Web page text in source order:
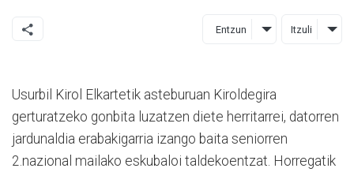
Entzun Itzuli
Usurbil Kirol Elkartetik asteburuan Kiroldegira
gerturatzeko gonbita luzatzen diete herritarrei, datorren
jardunaldia erabakigarria izango baita seniorren
2.nazional mailako eskubaloi taldekoentzat. Horregatik